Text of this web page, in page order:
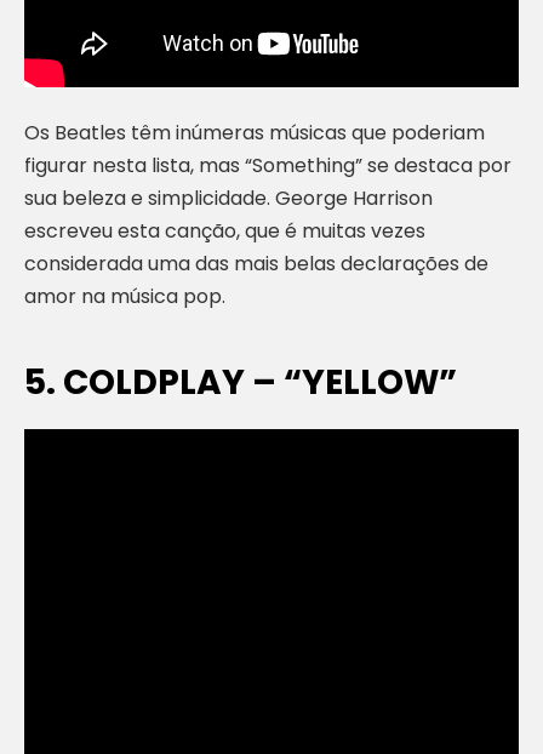
Os Beatles têm inúmeras músicas que poderiam
figurar nesta lista, mas “Something” se destaca por
sua beleza e simplicidade. George Harrison
escreveu esta canção, que é muitas vezes
considerada uma das mais belas declarações de
amor na música pop.
5. COLDPLAY – “YELLOW”